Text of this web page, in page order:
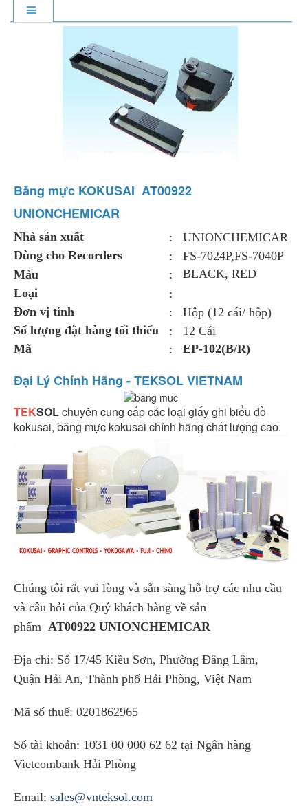
Băng mực KOKUSAI AT00922
UNIONCHEMICAR
Nhà sản xuất :
UNIONCHEMICAR
Dùng cho Recorders
:
FS-7024P,FS-7040P
Màu
:
BLACK, RED
Loại
:
Đơn vị tính
:
Hộp (12 cái/ hộp)
Số lượng đặt hàng tối thiểu :
12 Cái
Mã
: EP-102(B/R)
Đại Lý Chính Hãng - TEKSOL VIETNAM
TEKSOLchuyên cung cấp các loại giấy ghi biểu đồ
kokusai, băng mực kokusai chính hãng chất lượng cao.
Chúng tôi rất vui lòng và sẵn sàng hỗ trợ các nhu cầu
và câu hỏi của Quý khách hàng về sản
phẩm AT00922 UNIONCHEMICAR
Địa chỉ: Số 17/45 Kiều Sơn, Phường Đằng Lâm,
Quận Hải An, Thành phố Hải Phòng, Việt Nam
Mã số thuế: 0201862965
Số tài khoản: 1031 00 000 62 62 tại Ngân hàng
Vietcombank Hải Phòng
Email: sales@vnteksol.com